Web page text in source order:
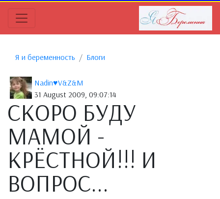
Я и беременность Блоги
Nadin♥V&Z&M
31 August 2009, 09:07:14
СКОРО БУДУ
МАМОЙ -
КРЁСТНОЙ!!! И
ВОПРОС...